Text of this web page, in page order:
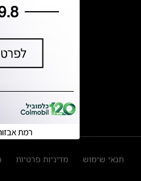
תנאי שימוש מדיניות פרטיות